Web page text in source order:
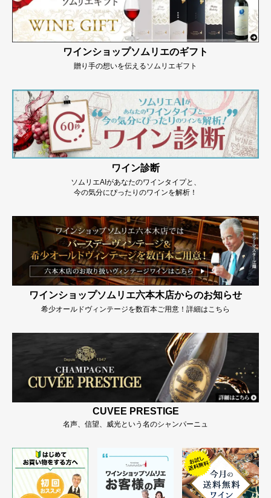
ワインショップソムリエのギフト
贈り手の想いを伝えるソムリエギフト
ワイン診断
ソムリエAIがあなたのワインタイプと、
今の気分にぴったりのワインを解析！
ワインショップソムリエ六本木店からのお知らせ
希少オールドヴィンテージを数百本ご用意！詳細はこちら
CUVEE PRESTIGE
名声、信望、威光という名のシャンパーニュ